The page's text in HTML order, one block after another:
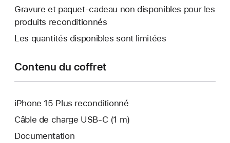
nouvelle
Gravure et paquet-cadeau non disponibles pour les
produits reconditionnés
Les quantités disponibles sont limitées
Contenu du coffret
iPhone 15 Plus reconditionné
Câble de charge USB‑C (1 m)
Documentation